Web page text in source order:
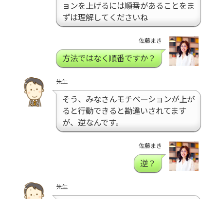
ョンを上げるには順番があることをま
ずは理解してくださいね
佐藤まき
方法ではなく順番ですか？
先生
そう、みなさんモチベーションが上が
ると行動できると勘違いされてます
が、逆なんです。
佐藤まき
逆？
先生